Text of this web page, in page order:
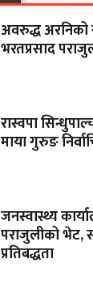
अवरुद्ध अरनिको
भरतप्रसाद
रास्वपा
माया गुरुङ
जनस्वास्थ्य
पराजुलीको भेट,
प्रतिबद्धता